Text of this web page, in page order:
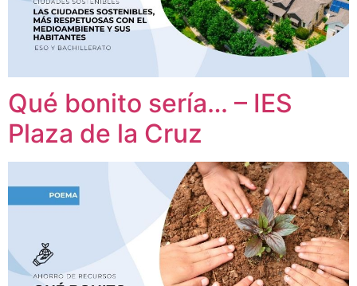
Qué bonito sería… – IES
Plaza de la Cruz